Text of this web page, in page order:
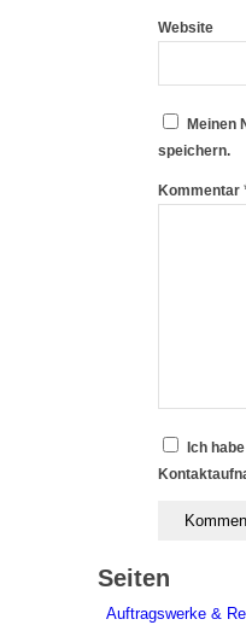
Website
Meinen
speichern.
Kommentar
Ich
Seiten
Auftragswerke &